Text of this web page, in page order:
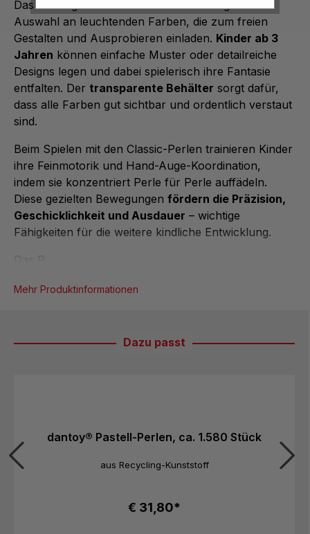
Das umfangreichePerlensetbietet eine große
Auswahl an leuchtenden Farben, die zum freien
Gestalten und Ausprobieren einladen. Kinder ab 3
Jahren können einfache Muster oder detailreiche
Designs legen und dabei spielerisch ihre Fantasie
entfalten. Der transparente Behälter sorgt dafür,
dass alle Farben gut sichtbar und ordentlich verstaut
sind.
Beim Spielen mit den Classic-Perlen trainieren Kinder
ihre Feinmotorik und Hand-Auge-Koordination,
indem sie konzentriert Perle für Perle auffädeln.
Diese gezielten Bewegungen fördern die Präzision,
Geschicklichkeit und Ausdauer – wichtige
Fähigkeiten für die weitere kindliche Entwicklung.
Mehr Produktinformationen
Dazu passt
dantoy® Pastell-Perlen, ca. 1.580 Stück
aus Recycling-Kunststoff
€ 31,80*